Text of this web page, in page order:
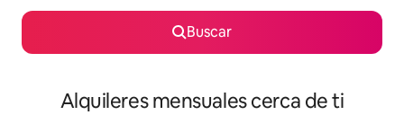
Buscar
Alquileres mensuales cerca de ti